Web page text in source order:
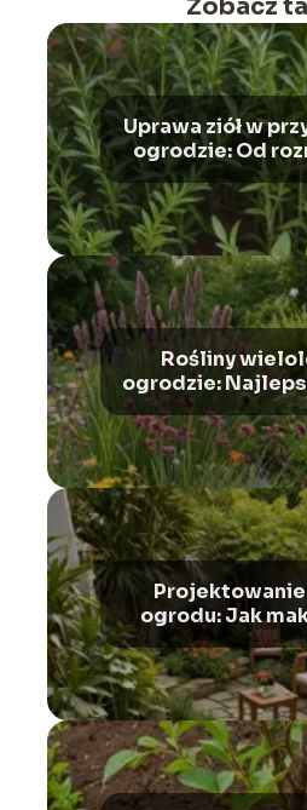
Zobacz
Uprawa ziół w
ogrodzie: Od
mięty
Rośliny
ogrodzie:
ich
Projektowanie
ogrodu: Jak
wykorzystać